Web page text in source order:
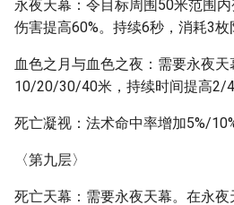
永夜天幕：令目标周围50米范围
伤害提高60%。持续6秒，消耗3枚
血色之月与血色之夜：需要永夜
10/20/30/40米，持续时间提高2/
死亡凝视：法术命中率增加5%/
〈第九层〉
死亡天幕：需要永夜天幕。在永